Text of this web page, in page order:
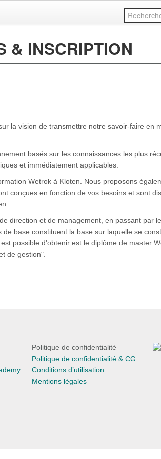
& INSCRIPTION
la vision de transmettre notre savoir-faire en
basés sur les connaissances les plus
et immédiatement applicables.
Wetrok à Kloten. Nous proposons
conçues en fonction de vos besoins et sont
direction et de management, en passant par
base constituent la base sur laquelle se
possible d'obtenir est le diplôme de master
de gestion".
Politique de confidentialité
Politique de confidentialité & CG
Conditions d’utilisation
Mentions légales